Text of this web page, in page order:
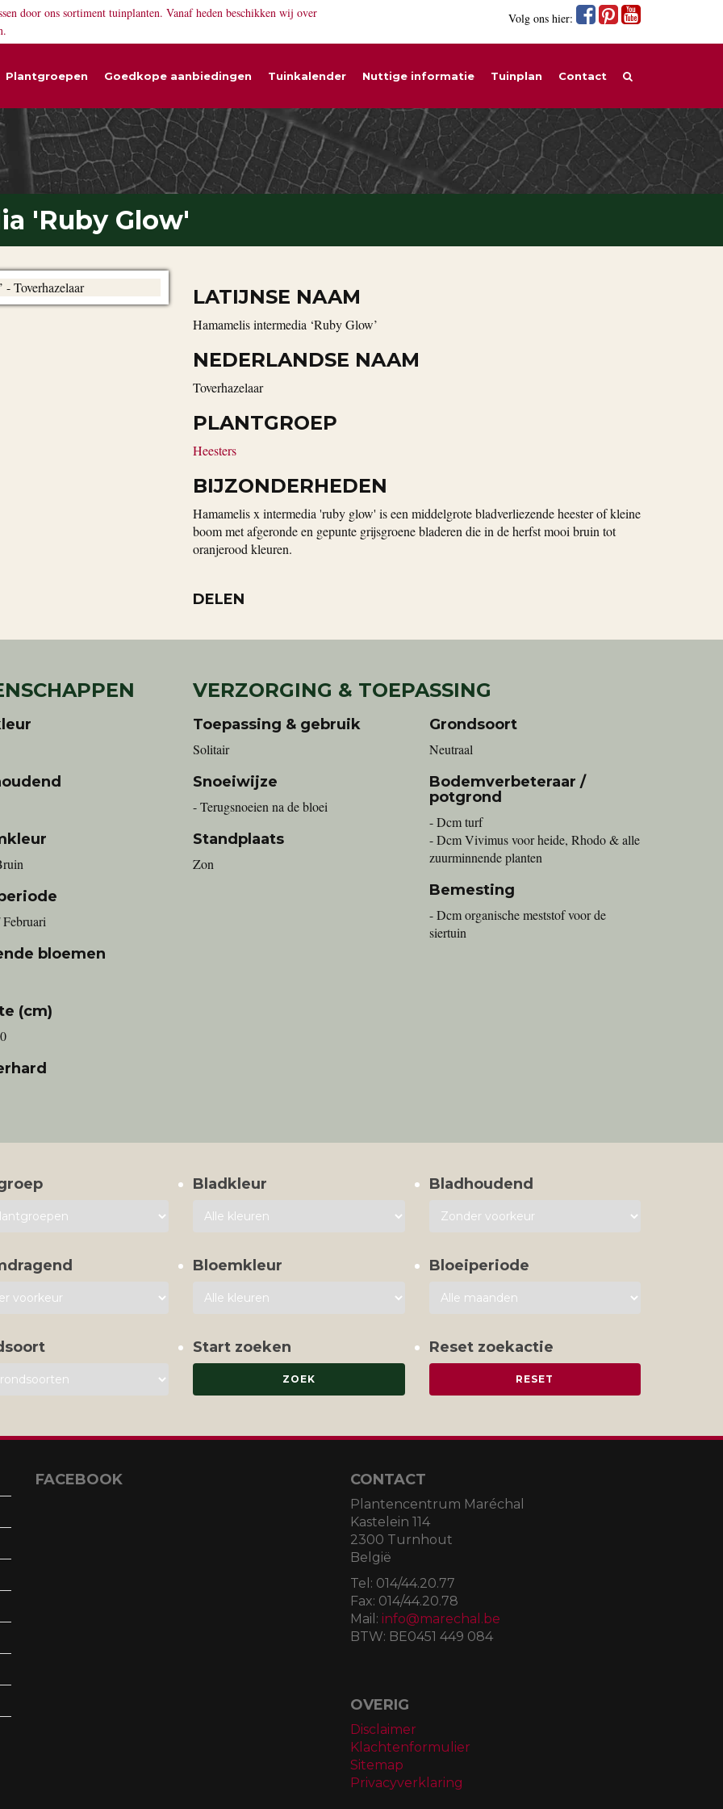
door ons sortiment tuinplanten. Vanaf heden beschikken wij over
Volg ons hier:
Plantgroepen Goedkope aanbiedingen Tuinkalender Nuttige informatie Tuinplan Contact
'Ruby Glow'
LATIJNSE NAAM
Hamamelis intermedia ‘Ruby Glow’
NEDERLANDSE NAAM
Toverhazelaar
PLANTGROEP
Heesters
BIJZONDERHEDEN
Hamamelis x intermedia 'ruby glow' is een middelgrote bladverliezende heester of kleine
boom met afgeronde en gepunte grijsgroene bladeren die in de herfst mooi bruin tot
oranjerood kleuren.
DELEN
bloemen
(cm)
VERZORGING & TOEPASSING
Toepassing & gebruik
Solitair
Snoeiwijze
- Terugsnoeien na de bloei
Standplaats
Zon
Grondsoort
Neutraal
Bodemverbeteraar /
potgrond
- Dcm turf
- Dcm Vivimus voor heide, Rhodo & alle
zuurminnende planten
Bemesting
- Dcm organische meststof voor de
siertuin
Bladkleur Bladhoudend
Bloemkleur Bloeiperiode
Start zoeken Reset zoekactie
FACEBOOK CONTACT
Plantencentrum Maréchal
Kastelein 114
2300 Turnhout
België
Tel: 014/44.20.77
Fax: 014/44.20.78
Mail: info@marechal.be
BTW: BE0451 449 084
OVERIG
Disclaimer
Klachtenformulier
Sitemap
Privacyverklaring